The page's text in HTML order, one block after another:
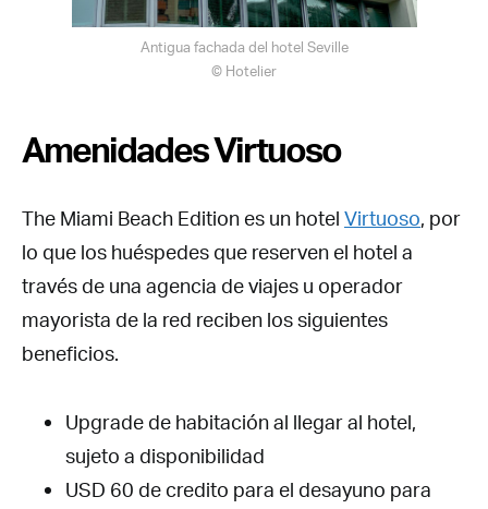
Antigua fachada del hotel Seville
© Hotelier
Amenidades Virtuoso
The Miami Beach Edition es un hotel Virtuoso, por
lo que los huéspedes que reserven el hotel a
través de una agencia de viajes u operador
mayorista de la red reciben los siguientes
beneficios.
Upgrade de habitación al llegar al hotel,
sujeto a disponibilidad
USD 60 de credito para el desayuno para